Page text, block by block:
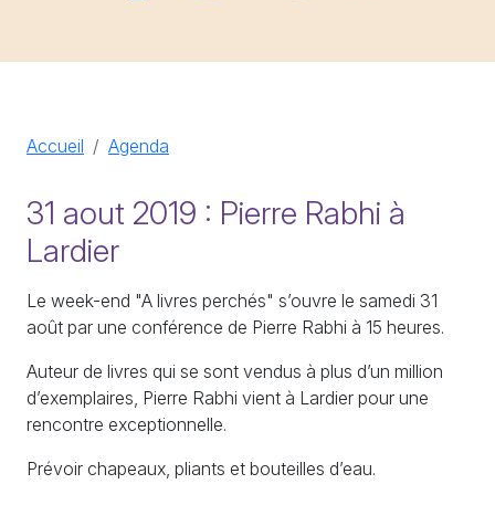
Accueil Agenda
31 aout 2019 : Pierre Rabhi à
Lardier
Le week-end "A livres perchés" s’ouvre le samedi 31
août par une conférence de Pierre Rabhi à 15 heures.
Auteur de livres qui se sont vendus à plus d’un million
d’exemplaires, Pierre Rabhi vient à Lardier pour une
rencontre exceptionnelle.
Prévoir chapeaux, pliants et bouteilles d’eau.